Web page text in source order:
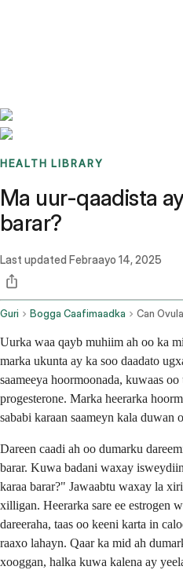
HEALTH LIBRARY
Ma uur-qaadista
barar?
Last updated Febraayo 14, 2025
Guri Bogga Caafimaadka Can
Uurka waa qayb muhiim ah oo ka
marka ukunta ay ka soo daadato
saameeya hoormoonada, kuwaas
progesterone. Marka heerarka
sababi karaan saameyn kala duwan
Dareen caadi ah oo dumarku
barar. Kuwa badani waxay
karaa barar?" Jawaabtu waxay la
xilligan. Heerarka sare ee estrogen
dareeraha, taas oo keeni karta in
raaxo lahayn. Qaar ka mid ah
xooggan, halka kuwa kalena ay